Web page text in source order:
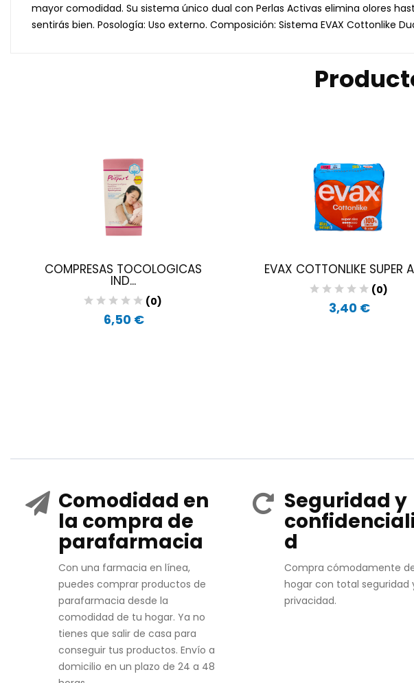
mayor comodidad. Su sistema único dual con Perlas Activas elimina olores
sentirás bien. Posología: Uso externo. Composición: Sistema EVAX Cottonlike
COMPRESAS TOCOLOGICAS
IND...
(0)
6,50 €
EVAX COTTONLIKE SUPER
(0)
3,40 €
Comodidad en
la compra de
parafarmacia
Con una farmacia en línea,
puedes comprar productos de
parafarmacia desde la
comodidad de tu hogar. Ya no
tienes que salir de casa para
conseguir tus productos. Envío a
domicilio en un plazo de 24 a 48
Seguridad y
d
Compra cómodamente
hogar con total seguridad
privacidad.